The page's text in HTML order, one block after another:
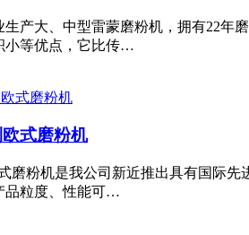
生产大、中型雷蒙磨粉机，拥有22年
小等优点，它比传…
式磨粉机
磨粉机是我公司新近推出具有国际
品粒度、性能可…